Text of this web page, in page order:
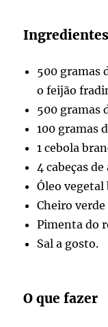
Ingredientes
500 gramas
o feijão
500 gramas
100 gramas
1 cebola
4 cabeças
Óleo vegetal
Cheiro verde
Pimenta do
Sal a gosto.
O que fazer